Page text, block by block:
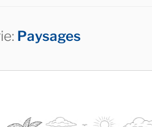
Paysages